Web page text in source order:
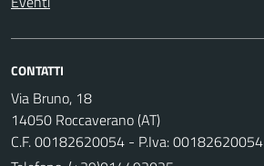
CONTATTI
Via Bruno, 18
14050 Roccaverano (AT)
C.F. 00182620054 - P.Iva: 00182620054